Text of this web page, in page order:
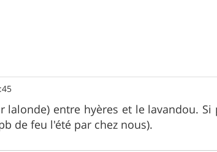
lalonde) entre hyères et le lavandou.
de feu l'été par chez nous).